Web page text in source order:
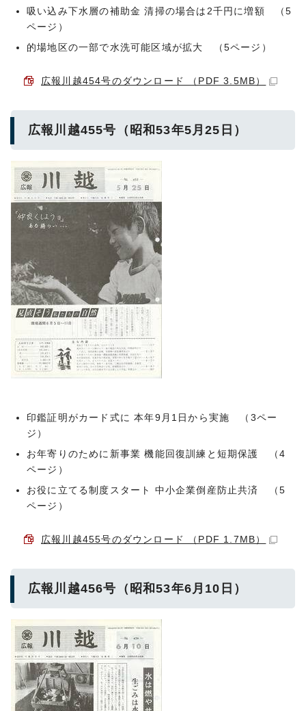
吸い込み下水層の補助金 清掃の場合は2千円に増額 （5
ページ）
的場地区の一部で水洗可能区域が拡大 （5ページ）
広報川越454号のダウンロード （PDF 3.5MB）
広報川越455号（昭和53年5月25日）
印鑑証明がカード式に 本年9月1日から実施 （3ペー
ジ）
お年寄りのために新事業 機能回復訓練と短期保護 （4
ページ）
お役に立てる制度スタート 中小企業倒産防止共済 （5
ページ）
広報川越455号のダウンロード （PDF 1.7MB）
広報川越456号（昭和53年6月10日）